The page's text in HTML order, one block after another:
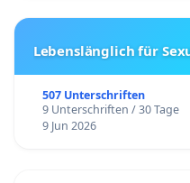
Lebenslänglich für
507 Unterschriften
9 Unterschriften / 30 Tage
9 Jun 2026